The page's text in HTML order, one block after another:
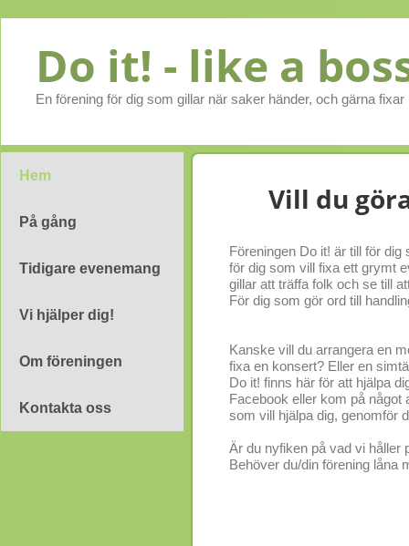
Do it! - like a
En förening för dig som gillar när saker händer, och gärna fixar
Hem
På gång
Tidigare evenemang
Vi hjälper dig!
Om föreningen
Kontakta oss
Föreningen Do it! är till för
för dig som vill fixa ett grymt
gillar att träffa folk och se till
För dig som gör ord till
Kanske vill du arrangera en
fixa en konsert? Eller en
Do it! finns här för att hjälpa
Facebook eller kom på
som vill hjälpa dig, genomför
Är du nyfiken på vad vi håller
Behöver du/din förening låna
Vill du